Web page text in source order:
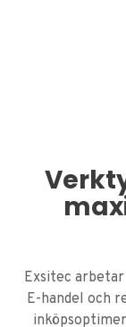
Exsitec
E-handel och